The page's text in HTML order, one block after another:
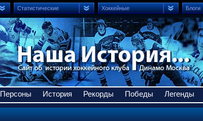
Статистические Хоккейные Блоги
Персоны История Рекорды Победы Легенды